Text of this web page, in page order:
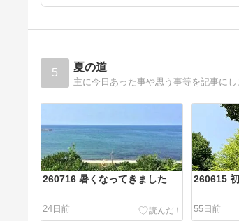
5 夏の道
主に今日あった事や思う事等を記事に
260716 暑くなってきました
24日前
260615
55日前